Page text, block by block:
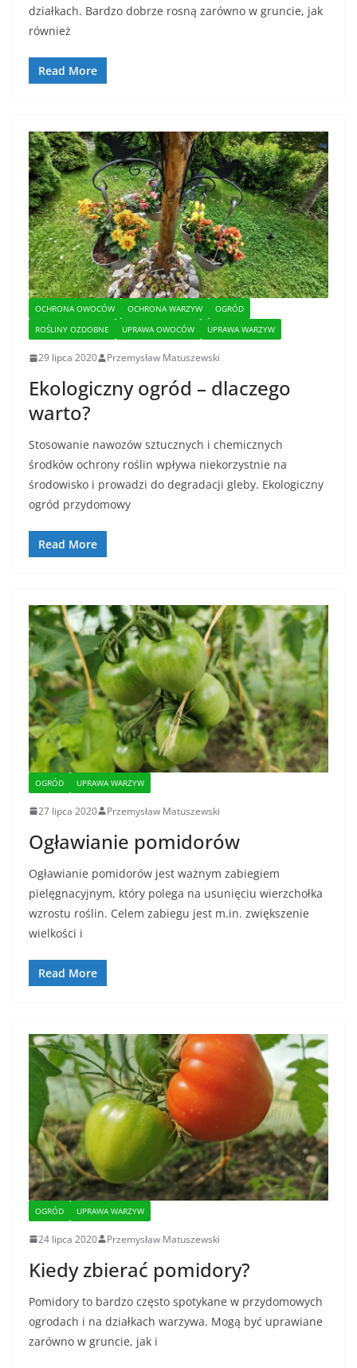
działkach. Bardzo dobrze rosną zarówno w gruncie, jak
również
Read More
OCHRONA OWOCÓW OCHRONA WARZYW
OGRÓD
ROŚLINY OZDOBNE
UPRAWA OWOCÓW UPRAWA WARZYW
29 lipca 2020 Przemysław Matuszewski
Ekologiczny ogród – dlaczego
warto?
Stosowanie nawozów sztucznych i chemicznych
środków ochrony roślin wpływa niekorzystnie na
środowisko i prowadzi do degradacji gleby. Ekologiczny
ogród przydomowy
Read More
OGRÓD UPRAWA WARZYW
27 lipca 2020 Przemysław Matuszewski
Ogławianie pomidorów
Ogławianie pomidorów jest ważnym zabiegiem
pielęgnacyjnym, który polega na usunięciu wierzchołka
wzrostu roślin. Celem zabiegu jest m.in. zwiększenie
wielkości i
Read More
OGRÓD UPRAWA WARZYW
24 lipca 2020 Przemysław Matuszewski
Kiedy zbierać pomidory?
Pomidory to bardzo często spotykane w przydomowych
ogrodach i na działkach warzywa. Mogą być uprawiane
zarówno w gruncie, jak i